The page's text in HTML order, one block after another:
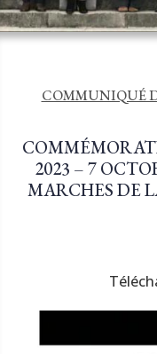
COMMUNIQUÉ
2023 – 7
MARCHES DE